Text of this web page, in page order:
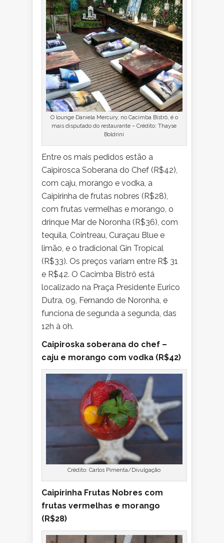
O lounge Daniela Mercury, no Cacimba Bistrô, é o
mais disputado do restaurante – Crédito: Thayse
Boldrini
Entre os mais pedidos estão a
Caipirosca Soberana do Chef (R$42),
com caju, morango e vodka, a
Caipirinha de frutas nobres (R$28),
com frutas vermelhas e morango, o
drinque Mar de Noronha (R$36), com
tequila, Cointreau, Curaçau Blue e
limão, e o tradicional Gin Tropical
(R$33). Os preços variam entre R$ 31
e R$42. O Cacimba Bistrô está
localizado na Praça Presidente Eurico
Dutra, 09, Fernando de Noronha, e
funciona de segunda a segunda, das
12h à 0h.
Caipiroska soberana do chef –
caju e morango com vodka (R$42)
Crédito: Carlos Pimenta/Divulgação
Caipirinha Frutas Nobres com
frutas vermelhas e morango
(R$28)